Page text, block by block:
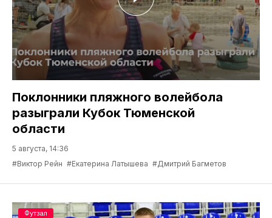
Поклонники пляжного волейбола
разыграли Кубок Тюменской
области
5 августа, 14:36
#Виктор Рейн #Екатерина Латышева #Дмитрий Багметов
Футзал